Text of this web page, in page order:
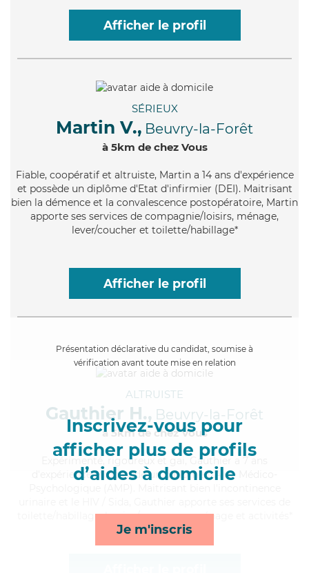
Afficher le profil
SÉRIEUX
Martin V., Beuvry-la-Forêt
à 5km de chez Vous
Fiable, coopératif et altruiste, Martin a 14 ans d'expérience
et possède un diplôme d'Etat d'infirmier (DEI). Maitrisant
bien la démence et la convalescence postopératoire, Martin
apporte ses services de compagnie/loisirs, ménage,
lever/coucher et toilette/habillage*
Afficher le profil
Présentation déclarative du candidat, soumise à
vérification avant toute mise en relation
Inscrivez-vous pour
afficher plus de profils
d’aides à domicile
Je m'inscris
ALTRUISTE
Gauthier H., Beuvry-la-Forêt
à 5km de chez Vous
, rigoureux et gai, Gauthier a 7 ans
d'expérience et possède un diplôme d'Aide Médico-
toilette/habillage, lessive/repassage, ménage et activités*